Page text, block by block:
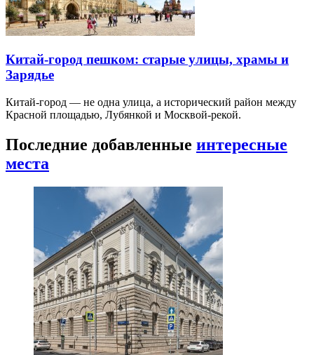
Китай-город пешком: старые улицы, храмы и
Зарядье
Китай-город — не одна улица, а исторический район между
Красной площадью, Лубянкой и Москвой-рекой.
Последние добавленные интересные
места